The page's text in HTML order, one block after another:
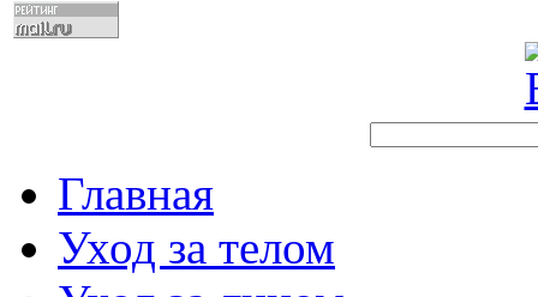
Главная
Уход за телом